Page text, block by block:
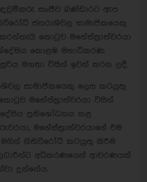
සංජීව බණ්ඩාරට ඇප
ජනරාශිවල සාමාජිකයෙකු
කොටුව මහේස්ත්‍රාත්වරයා
කොළඹ මහාධිකරණ
මහතා විසින් ඉවත් කරන ලදී.
සාමාජිකයෙකු ලෙස කටයුතු
මහේස්ත්‍රාත්වරයා විසින්
ප්‍රතිශෝධනය කළ
මහේස්ත්‍රාත්වරයාගේ එම
නීතිවිරෝධී කටයුතු කිරීම
අධිකරණයෙන් ආවරණයක්
දුන්නේය.